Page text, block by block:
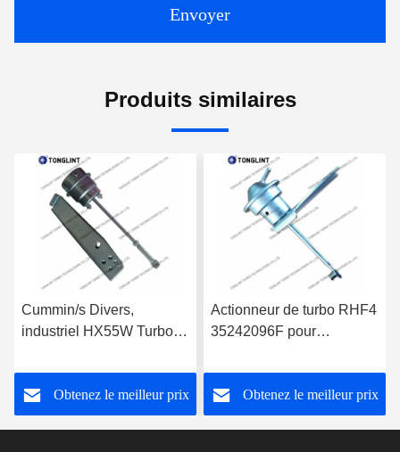
Envoyer
Produits similaires
Cummin/s Divers,
industriel HX55W Turbo
turbocompresseur
3592778Obtenez le meilleur prix
Actionneur de turbo RHF4
35242096F pour
VF40A013 VA70 Jeep
Cherokee 2.5L CRD
Obtenez le meilleur prix